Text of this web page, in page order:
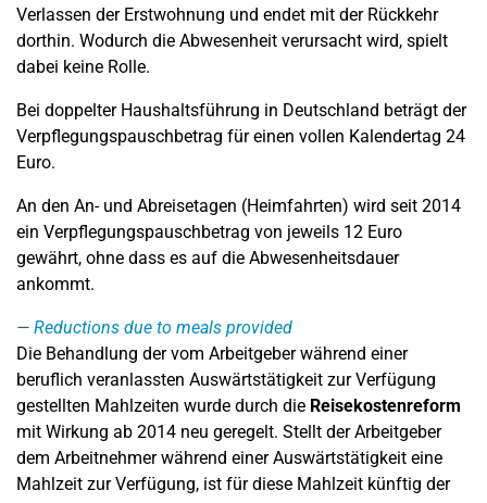
Verlassen der Erstwohnung und endet mit der Rückkehr
dorthin. Wodurch die Abwesenheit verursacht wird, spielt
dabei keine Rolle.
Bei doppelter Haushaltsführung in Deutschland beträgt der
Verpflegungspauschbetrag für einen vollen Kalendertag 24
Euro.
An den An- und Abreisetagen (Heimfahrten) wird seit 2014
ein Verpflegungspauschbetrag von jeweils 12 Euro
gewährt, ohne dass es auf die Abwesenheitsdauer
ankommt.
Reductions due to meals provided
Die Behandlung der vom Arbeitgeber während einer
beruflich veranlassten Auswärtstätigkeit zur Verfügung
gestellten Mahlzeiten wurde durch die Reisekostenreform
mit Wirkung ab 2014 neu geregelt. Stellt der Arbeitgeber
dem Arbeitnehmer während einer Auswärtstätigkeit eine
Mahlzeit zur Verfügung, ist für diese Mahlzeit künftig der